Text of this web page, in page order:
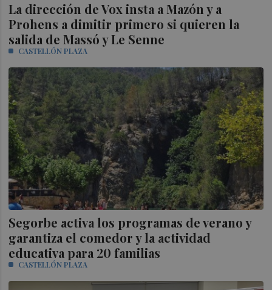
La dirección de Vox insta a Mazón y a
Prohens a dimitir primero si quieren la
salida de Massó y Le Senne
CASTELLÓN PLAZA
Segorbe activa los programas de verano y
garantiza el comedor y la actividad
educativa para 20 familias
CASTELLÓN PLAZA